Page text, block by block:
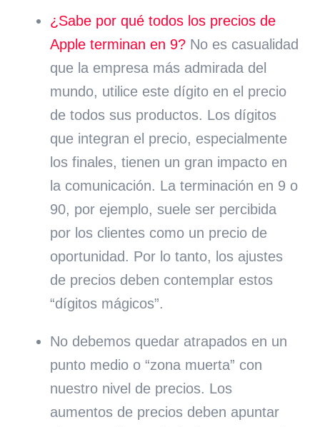
¿Sabe por qué todos los precios de
Apple terminan en 9? No es casualidad
que la empresa más admirada del
mundo, utilice este dígito en el precio
de todos sus productos. Los dígitos
que integran el precio, especialmente
los finales, tienen un gran impacto en
la comunicación. La terminación en 9 o
90, por ejemplo, suele ser percibida
por los clientes como un precio de
oportunidad. Por lo tanto, los ajustes
de precios deben contemplar estos
“dígitos mágicos”.
No debemos quedar atrapados en un
punto medio o “zona muerta” con
nuestro nivel de precios. Los
aumentos de precios deben apuntar